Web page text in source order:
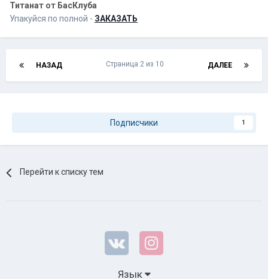
Титанат от БасКлуба
Упакуйся по полной - ЗАКАЗАТЬ
НАЗАД ДАЛЕЕ
Страница 2 из 10
Подписчики 1
Перейти к списку тем
Язык